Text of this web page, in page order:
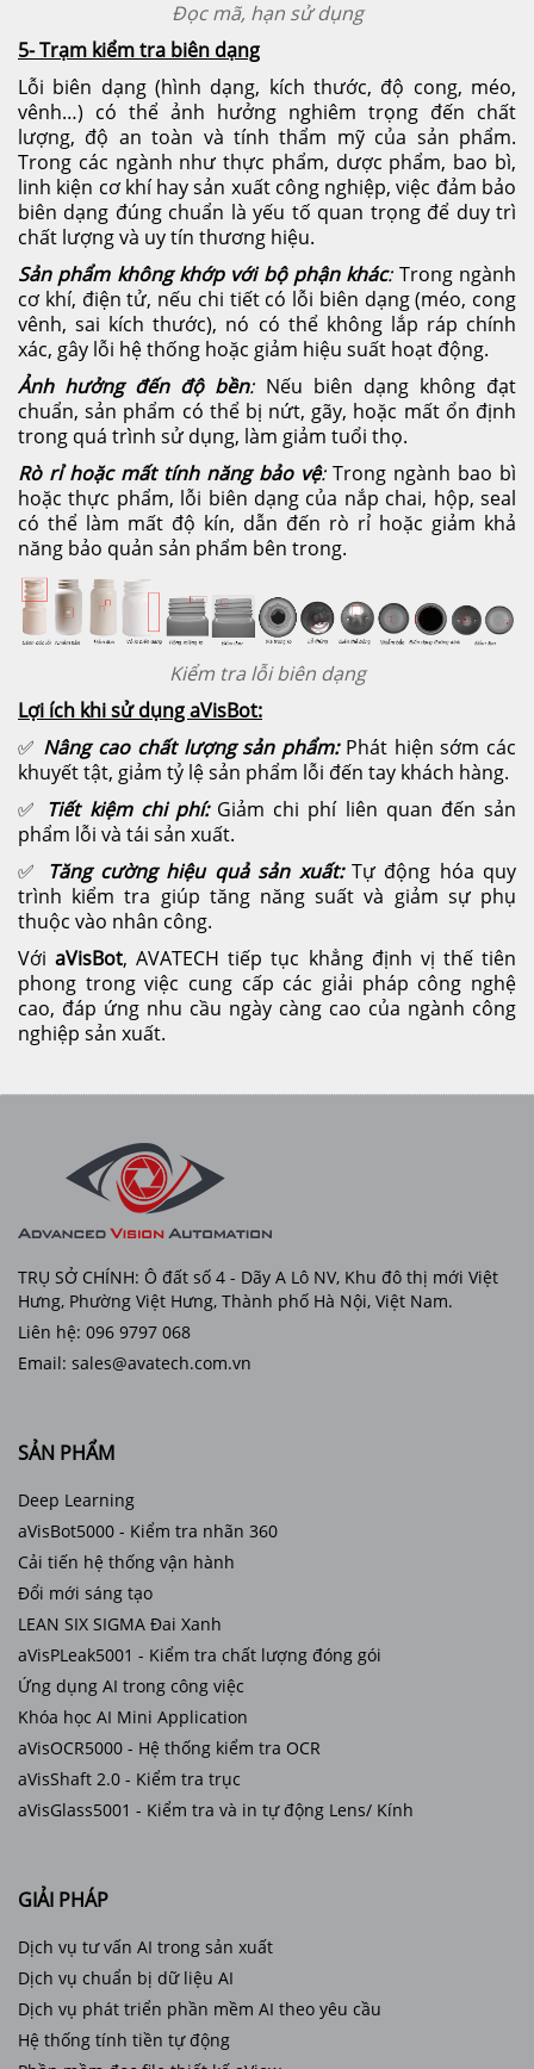
Đọc mã, hạn sử dụng
5- Trạm kiểm tra biên dạng
Lỗi biên dạng (hình dạng, kích thước, độ cong, méo,
vênh…) có thể ảnh hưởng nghiêm trọng đến chất
lượng, độ an toàn và tính thẩm mỹ của sản phẩm.
Trong các ngành như thực phẩm, dược phẩm, bao bì,
linh kiện cơ khí hay sản xuất công nghiệp, việc đảm bảo
biên dạng đúng chuẩn là yếu tố quan trọng để duy trì
chất lượng và uy tín thương hiệu.
Sản phẩm không khớp với bộ phận khác:Trong ngành
cơ khí, điện tử, nếu chi tiết có lỗi biên dạng (méo, cong
vênh, sai kích thước), nó có thể không lắp ráp chính
xác, gây lỗi hệ thống hoặc giảm hiệu suất hoạt động.
Ảnh hưởng đến độ bền: Nếu biên dạng không đạt
chuẩn, sản phẩm có thể bị nứt, gãy, hoặc mất ổn định
trong quá trình sử dụng, làm giảm tuổi thọ.
Rò rỉ hoặc mất tính năng bảo vệ:Trong ngành bao bì
hoặc thực phẩm, lỗi biên dạng của nắp chai, hộp, seal
có thể làm mất độ kín, dẫn đến rò rỉ hoặc giảm khả
năng bảo quản sản phẩm bên trong.
Kiểm tra lỗi biên dạng
Lợi ích khi sử dụng aVisBot:
✅ Nâng cao chất lượng sản phẩm:Phát hiện sớm các
khuyết tật, giảm tỷ lệ sản phẩm lỗi đến tay khách hàng.
✅ Tiết kiệm chi phí:Giảm chi phí liên quan đến sản
phẩm lỗi và tái sản xuất.
✅
Tăng cường hiệu quả sản xuất: Tự động hóa quy
trình kiểm tra giúp tăng năng suất và giảm sự phụ
thuộc vào nhân công.
VớiaVisBot, AVATECH tiếp tục khẳng định vị thế tiên
phong trong việc cung cấp các giải pháp công nghệ
cao, đáp ứng nhu cầu ngày càng cao của ngành công
nghiệp sản xuất.
TRỤ SỞ CHÍNH: Ô đất số 4 - Dãy A Lô NV, Khu đô thị mới Việt
Hưng, Phường Việt Hưng, Thành phố Hà Nội, Việt Nam.
Liên hệ: 096 9797 068
Email: sales@avatech.com.vn
SẢN PHẨM
Deep Learning
aVisBot5000 - Kiểm tra nhãn 360
Cải tiến hệ thống vận hành
Đổi mới sáng tạo
LEAN SIX SIGMA Đai Xanh
aVisPLeak5001 - Kiểm tra chất lượng đóng gói
Ứng dụng AI trong công việc
Khóa học AI Mini Application
aVisOCR5000 - Hệ thống kiểm tra OCR
aVisShaft 2.0 - Kiểm tra trục
aVisGlass5001 - Kiểm tra và in tự động Lens/ Kính
GIẢI PHÁP
Dịch vụ tư vấn AI trong sản xuất
Dịch vụ chuẩn bị dữ liệu AI
Dịch vụ phát triển phần mềm AI theo yêu cầu
Hệ thống tính tiền tự động